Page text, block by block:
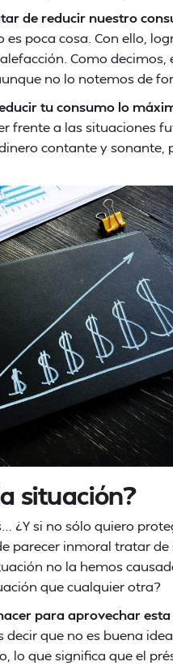
de reducir nuestro
es poca cosa. Con ello,
Como
no lo notemos de
tu consumo lo
frente a las situaciones
contante y sonante,
situación?
¿Y si no sólo quiero
parecer inmoral tratar
no la hemos
que cualquier otra?
para aprovechar
decir que no es buena
lo que significa que el